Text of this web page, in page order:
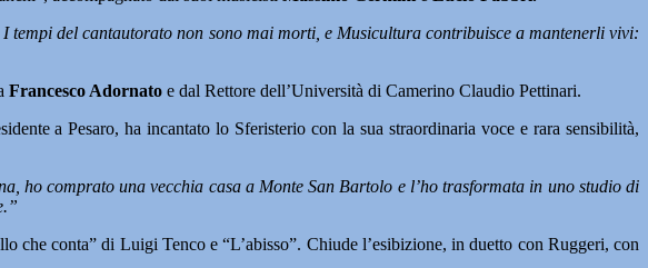
I tempi del cantautorato non sono mai morti, e Musicultura contribuisce a mantenerli vivi:
Francesco Adornato e dal Rettore dell’Università di Camerino Claudio Pettinari.
a Pesaro, ha incantato lo Sferisterio con la sua straordinaria voce e rara sensibilità,
ho comprato una vecchia casa a Monte San Bartolo e l’ho trasformata in uno studio di
che conta” di Luigi Tenco e “L’abisso”. Chiude l’esibizione, in duetto con Ruggeri, con